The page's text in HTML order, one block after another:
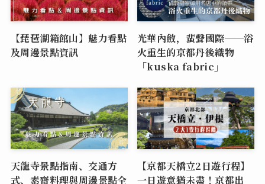
【琵琶湖箱館山】魅力看點
及周邊景點資訊
光華內斂，蜚聲國際──浴
火重生的京都丹後織物
「kuska fabric」
天龍寺景點指南、交通方
式、素齋料理與周邊景點全
【京都天橋立2日遊行程】
一日遊意猶未盡！京都出